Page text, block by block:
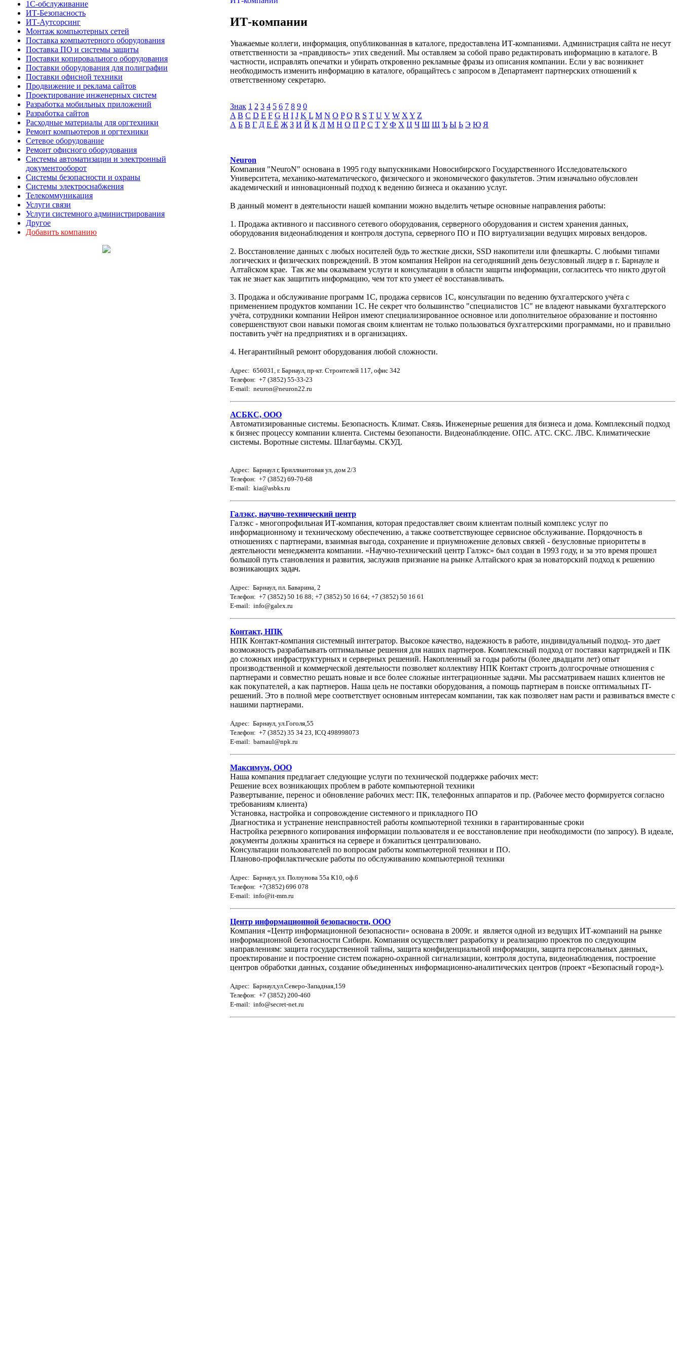
1С-обслуживание
ИТ-Безопасность
ИТ-Аутсорсинг
Монтаж компьютерных сетей
Поставка компьютерного оборудования
Поставка ПО и системы защиты
Поставки копировального оборудования
Поставки оборудования для полиграфии
Поставки офисной техники
Продвижение и реклама сайтов
Проектирование инженерных систем
Разработка мобильных приложений
Разработка сайтов
Расходные материалы для оргтехники
Ремонт компьютеров и оргтехники
Сетевое оборудование
Ремонт офисного оборудования
Системы автоматизации и электронный
документооборот
Системы безопасности и охраны
Системы электроснабжения
Телекоммуникация
Услуги связи
Услуги системного администрирования
Другое
Добавить компанию
ИТ-компании
Уважаемые коллеги, информация, опубликованная в каталоге, предоставлена ИТ-компаниями. Администрация сайта не несут
ответственности за «правдивость» этих сведений. Мы оставляем за собой право редактировать информацию в каталоге. В
частности, исправлять опечатки и убирать откровенно рекламные фразы из описания компании. Если у вас возникнет
необходимость изменить информацию в каталоге, обращайтесь с запросом в Департамент партнерских отношений к
ответственному секретарю.
Знак 1 2 3 4 5 6 7 8 9 0
A B C D E F G H I J K L M N O P Q R S T U V W X Y Z
А Б В Г Д Е Ё Ж З И Й К Л М Н О П Р С Т У Ф Х Ц Ч Ш Щ Ъ Ы Ь Э Ю Я
Neuron
Компания "NeuroN" основана в 1995 году выпускниками Новосибирского Государственного Исследовательского
Университета, механико-математического, физического и экономического факультетов. Этим изначально обусловлен
академический и инновационный подход к ведению бизнеса и оказанию услуг.
В данный момент в деятельности нашей компании можно выделить четыре основные направления работы:
1. Продажа активного и пассивного сетевого оборудования, серверного оборудования и систем хранения данных,
оборудования видеонаблюдения и контроля доступа, серверного ПО и ПО виртуализации ведущих мировых вендоров.
2. Восстановление данных с любых носителей будь то жесткие диски, SSD накопители или флешкарты. С любыми типами
логических и физических повреждений. В этом компания Нейрон на сегодняшний день безусловный лидер в г. Барнауле и
Алтайском крае. Так же мы оказываем услуги и консультации в области защиты информации, согласитесь что никто другой
так не знает как защитить информацию, чем тот кто умеет её восстанавливать.
3. Продажа и обслуживание программ 1С, продажа сервисов 1С, консультации по ведению бухгалтерского учёта с
применением продуктов компании 1С. Не секрет что большинство "специалистов 1С" не владеют навыками бухгалтерского
учёта, сотрудники компании Нейрон имеют специализированное основное или дополнительное образование и постоянно
совершенствуют свои навыки помогая своим клиентам не только пользоваться бухгалтерскими программами, но и правильно
поставить учёт на предприятиях и в организациях.
4. Негарантийный ремонт оборудования любой сложности.
Адрес: 656031, г. Барнаул, пр-кт. Строителей 117, офис 342
Телефон: +7 (3852) 55-33-23
E-mail: neuron@neuron22.ru
АСБКС, ООО
Автоматизированные системы. Безопасность. Климат. Связь. Инженерные решения для бизнеса и дома. Комплексный подход
к бизнес процессу компании клиента. Системы безопаности. Видеонаблюдение. ОПС. АТС. СКС. ЛВС. Климатические
системы. Воротные системы. Шлагбаумы. СКУД.
Адрес: Барнаул г, Бриллиантовая ул, дом 2/3
Телефон: +7 (3852) 69-70-68
E-mail: kia@asbks.ru
Галэкс, научно-технический центр
Галэкс - многопрофильная ИТ-компания, которая предоставляет своим клиентам полный комплекс услуг по
информационному и техническому обеспечению, а также соответствующее сервисное обслуживание. Порядочность в
отношениях с партнерами, взаимная выгода, сохранение и приумножение деловых связей - безусловные приоритеты в
деятельности менеджмента компании. «Научно-технический центр Галэкс» был создан в 1993 году, и за это время прошел
большой путь становления и развития, заслужив признание на рынке Алтайского края за новаторский подход к решению
возникающих задач.
Адрес: Барнаул, пл. Баварина, 2
Телефон: +7 (3852) 50 16 88; +7 (3852) 50 16 64; +7 (3852) 50 16 61
E-mail: info@galex.ru
Контакт, НПК
НПК Контакт-компания системный интегратор. Высокое качество, надежность в работе, индивидуальный подход- это дает
возможность разрабатывать оптимальные решения для наших партнеров. Комплексный подход от поставки картриджей и ПК
до сложных инфраструктурных и серверных решений. Накопленный за годы работы (более двадцати лет) опыт
производственной и коммерческой деятельности позволяет коллективу НПК Контакт строить долгосрочные отношения с
партнерами и совместно решать новые и все более сложные интеграционные задачи. Мы рассматриваем наших клиентов не
как покупателей, а как партнеров. Наша цель не поставки оборудования, а помощь партнерам в поиске оптимальных IT-
решений. Это в полной мере соответствует основным интересам компании, так как позволяет нам расти и развиваться вместе с
нашими партнерами.
Адрес: Барнаул, ул.Гоголя,55
Телефон: +7 (3852) 35 34 23, ICQ 498998073
E-mail: barnaul@npk.ru
Максимум, ООО
Наша компания предлагает следующие услуги по технической поддержке рабочих мест:
Решение всех возникающих проблем в работе компьютерной техники
Развертывание, перенос и обновление рабочих мест: ПК, телефонных аппаратов и пр. (Рабочее место формируется согласно
требованиям клиента)
Установка, настройка и сопровождение системного и прикладного ПО
Диагностика и устранение неисправностей работы компьютерной техники в гарантированные сроки
Настройка резервного копирования информации пользователя и ее восстановление при необходимости (по запросу). В идеале,
документы должны храниться на сервере и бэкапиться централизовано.
Консультации пользователей по вопросам работы компьютерной техники и ПО.
Планово-профилактические работы по обслуживанию компьютерной техники
Адрес: Барнаул, ул. Ползунова 55а К10, оф.6
Телефон: +7(3852) 696 078
E-mail: info@it-mm.ru
Центр информационной безопасности, ООО
Компания «Центр информационной безопасности» основана в 2009г. и является одной из ведущих ИТ-компаний на рынке
информационной безопасности Сибири. Компания осуществляет разработку и реализацию проектов по следующим
направлениям: защита государственной тайны, защита конфиденциальной информации, защита персональных данных,
проектирование и построение систем пожарно-охранной сигнализации, контроля доступа, видеонаблюдения, построение
центров обработки данных, создание объединенных информационно-аналитических центров (проект «Безопасный город»).
Адрес: Барнаул,ул.Северо-Западная,159
Телефон: +7 (3852) 200-460
E-mail: info@secret-net.ru